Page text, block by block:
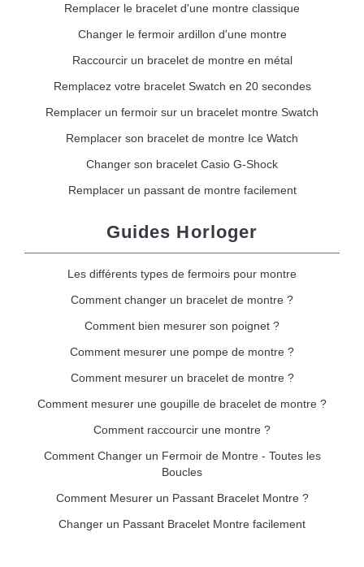
Remplacer le bracelet d'une montre classique
Changer le fermoir ardillon d'une montre
Raccourcir un bracelet de montre en métal
Remplacez votre bracelet Swatch en 20 secondes
Remplacer un fermoir sur un bracelet montre Swatch
Remplacer son bracelet de montre Ice Watch
Changer son bracelet Casio G-Shock
Remplacer un passant de montre facilement
Guides Horloger
Les différents types de fermoirs pour montre
Comment changer un bracelet de montre ?
Comment bien mesurer son poignet ?
Comment mesurer une pompe de montre ?
Comment mesurer un bracelet de montre ?
Comment mesurer une goupille de bracelet de montre ?
Comment raccourcir une montre ?
Comment Changer un Fermoir de Montre - Toutes les
Boucles
Comment Mesurer un Passant Bracelet Montre ?
Changer un Passant Bracelet Montre facilement